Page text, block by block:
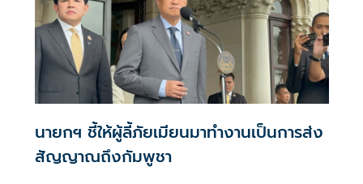
นายกฯ ชี้ให้ผู้ลี้ภัยเมียนมาทำงานเป็นการส่ง
สัญญาณถึงกัมพูชา